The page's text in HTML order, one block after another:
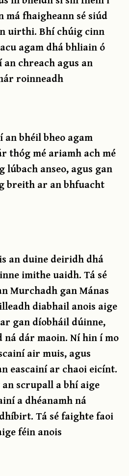
má fhaigheann sé siúd
uirthi. Bhí chúig cinn
agam dhá bhliain ó
an chreach agus an
roinneadh
an bhéil bheo agam
thóg mé ariamh ach mé
lúbach anseo, agus gan
breith ar an bhfuacht
an duine deiridh dhá
imithe uaidh. Tá sé
Murchadh gan Mánas
diabhail anois aige
gan díobháil dúinne,
ná dár maoin. Ní hin í mo
air muis, agus
eascainí ar chaoi eicínt.
an scrupall a bhí aige
a dhéanamh ná
Tá sé faighte faoi
féin anois